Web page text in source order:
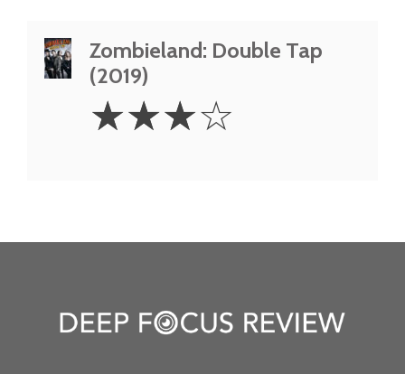
Zombieland: Double Tap
(2019)
Stars
☆☆☆☆